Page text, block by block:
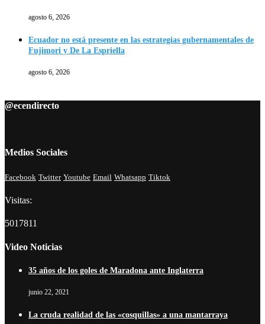
agosto 6, 2026
Ecuador no está presente en las estrategias gubernamentales de
Fujimori y De La Espriella
agosto 6, 2026
@ecendirecto
Medios Sociales
Facebook Twitter Youtube Email Whatsapp Tiktok
Visitas:
5017811
Video Noticias
35 años de los goles de Maradona ante Inglaterra
junio 22, 2021
La cruda realidad de las «cosquillas» a una mantarraya